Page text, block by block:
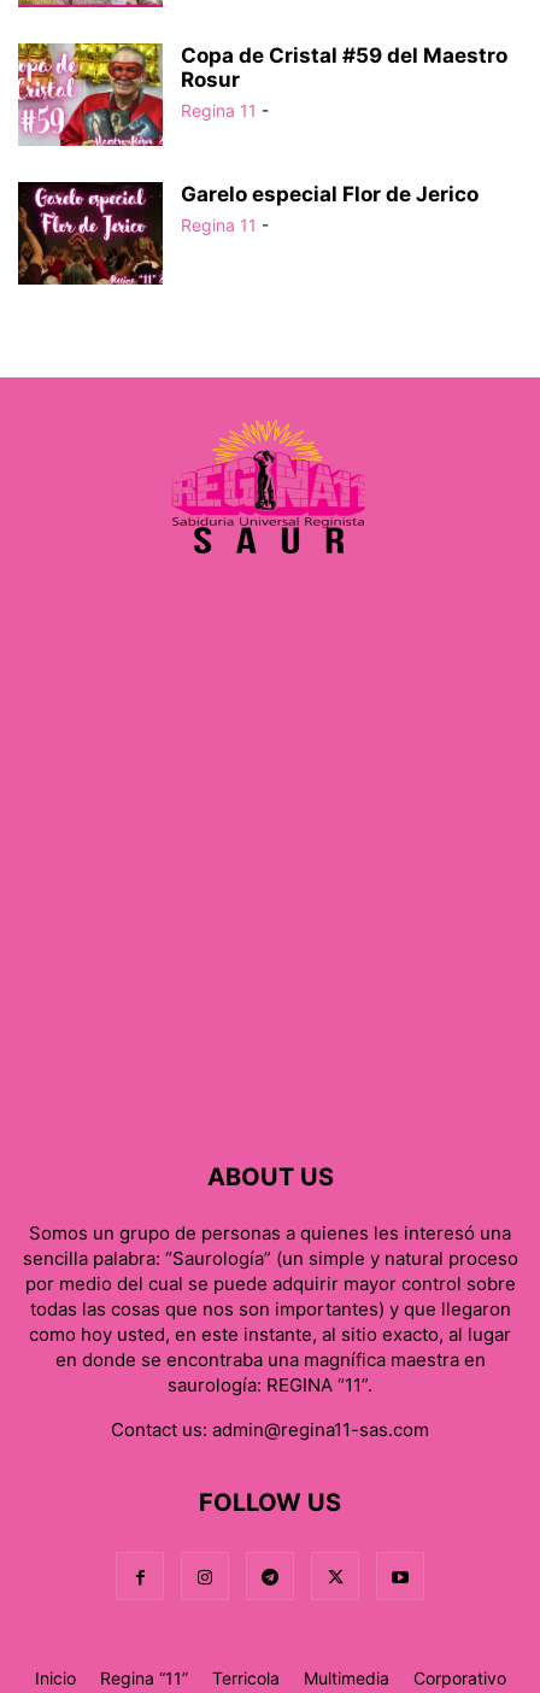
Copa de Cristal #59 del Maestro
Rosur
Regina 11 -
Garelo especial Flor de Jerico
Regina 11 -
ABOUT US
Somos un grupo de personas a quienes les interesó una
sencilla palabra: “Saurología” (un simple y natural proceso
por medio del cual se puede adquirir mayor control sobre
todas las cosas que nos son importantes) y que llegaron
como hoy usted, en este instante, al sitio exacto, al lugar
en donde se encontraba una magnífica maestra en
saurología: REGINA “11”.
Contact us: admin@regina11-sas.com
FOLLOW US
Inicio Regina “11” Terricola Multimedia Corporativo